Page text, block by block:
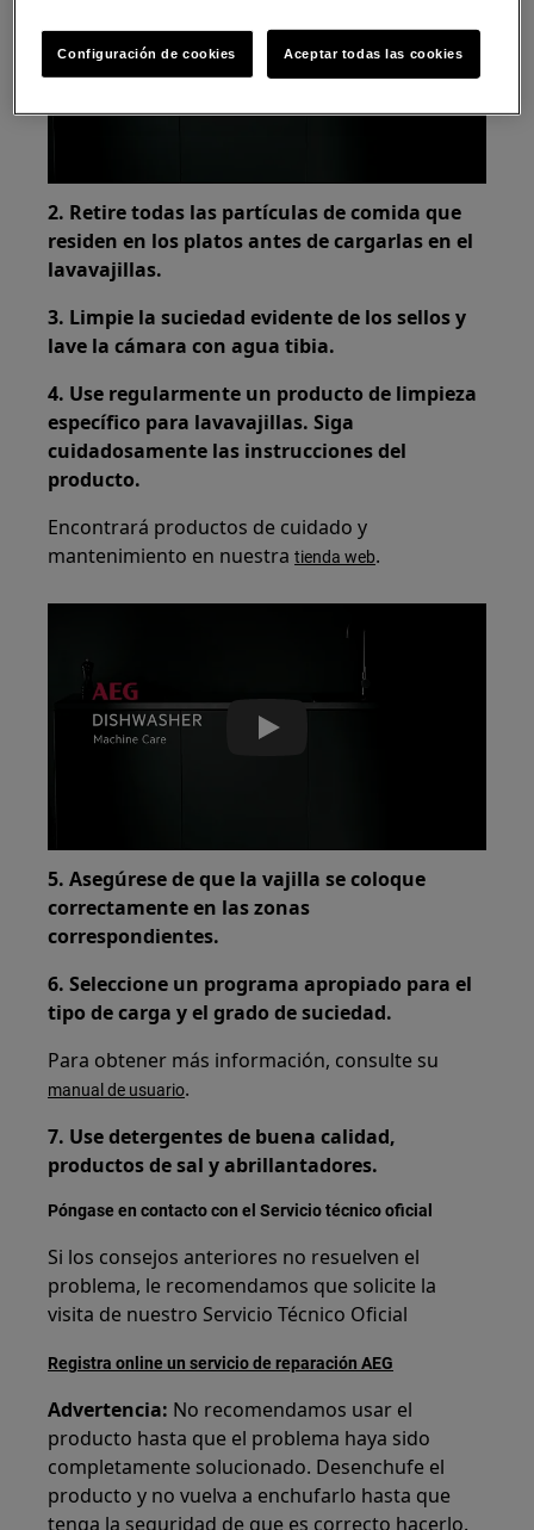
Play
2. Retire todas las partículas de comida que
residen en los platos antes de cargarlas en el
lavavajillas.
3. Limpie la suciedad evidente de los sellos y
lave la cámara con agua tibia.
4. Use regularmente un producto de limpieza
específico para lavavajillas. Siga
cuidadosamente las instrucciones del
producto.
Encontrará productos de cuidado y
mantenimiento en nuestratienda web.
Play
5. Asegúrese de que la vajilla se coloque
correctamente en las zonas
correspondientes.
6. Seleccione un programa apropiado para el
tipo de carga y el grado de suciedad.
Para obtener más información, consulte su
manual de usuario.
7. Use detergentes de buena calidad,
productos de sal y abrillantadores.
Póngase en contacto con el Servicio técnico oficial
Si los consejos anteriores no resuelven el
problema, le recomendamos que solicite la
visita de nuestro Servicio Técnico Oficial
Registra online un servicio de reparación AEG
Advertencia: No recomendamos usar el
producto hasta que el problema haya sido
completamente solucionado. Desenchufe el
producto y no vuelva a enchufarlo hasta que
tenga la seguridad de que es correcto hacerlo.
Configuración de cookies Aceptar todas las cookies